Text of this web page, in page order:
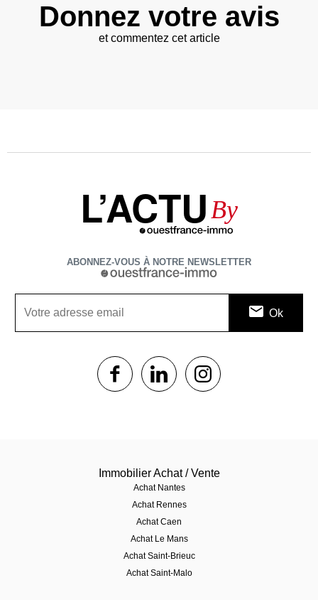
Donnez votre avis
et commentez cet article
L’ACTUBy
ABONNEZ-VOUS À NOTRE NEWSLETTER
1$s 1$s
Immobilier Achat / Vente
Achat Nantes
Achat Rennes
Achat Caen
Achat Le Mans
Achat Saint-Brieuc
Achat Saint-Malo